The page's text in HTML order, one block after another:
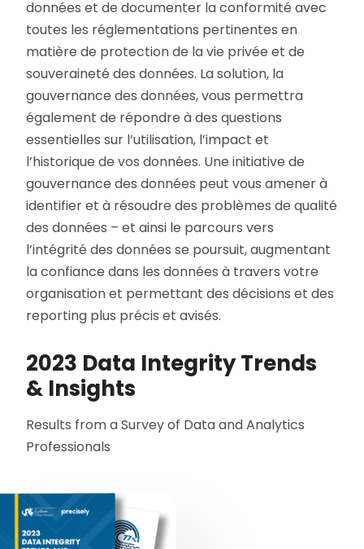
données et de documenter la conformité avec
toutes les réglementations pertinentes en
matière de protection de la vie privée et de
souveraineté des données. La solution, la
gouvernance des données, vous permettra
également de répondre à des questions
essentielles sur l’utilisation, l’impact et
l’historique de vos données. Une initiative de
gouvernance des données peut vous amener à
identifier et à résoudre des problèmes de qualité
des données – et ainsi le parcours vers
l’intégrité des données se poursuit, augmentant
la confiance dans les données à travers votre
organisation et permettant des décisions et des
reporting plus précis et avisés.
2023 Data Integrity Trends
& Insights
Results from a Survey of Data and Analytics
Professionals